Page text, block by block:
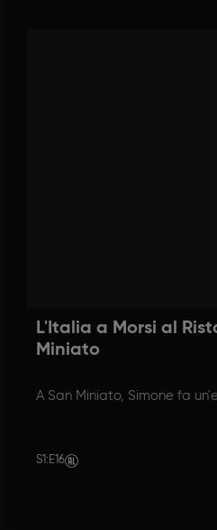
L'Italia a Morsi al
Miniato
A San Miniato, Simone fa
S1 : E16